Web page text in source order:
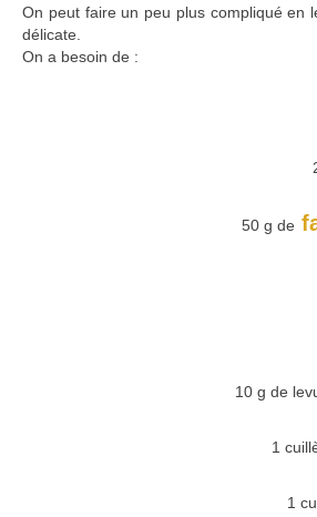
On peut faire un peu plus compliqué en
délicate.
On a besoin de :
50 g de
10 g de
1
1